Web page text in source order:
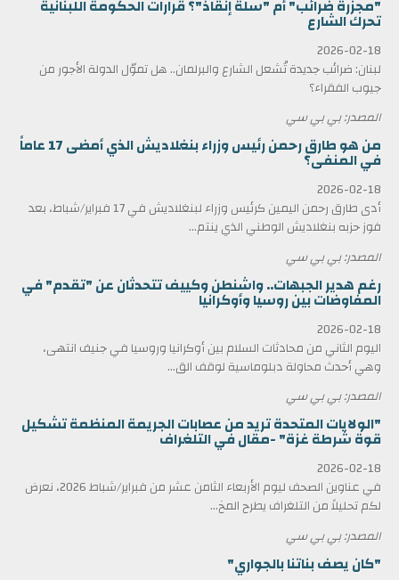
"مجزرة ضرائب" أم "سلّة إنقاذ"؟ قرارات الحكومة اللبنانية
تحرك الشارع
2026-02-18
لبنان: ضرائب جديدة تُشعل الشارع والبرلمان.. هل تموّل الدولة الأجور من
جيوب الفقراء؟
المصدر: بي بي سي
من هو طارق رحمن رئيس وزراء بنغلاديش الذي أمضى 17 عاماً
في المنفى؟
2026-02-18
أدى طارق رحمن اليمين كرئيس وزراء لبنغلاديش في 17 فبراير/شباط، بعد
فوز حزبه بنغلاديش الوطني الذي ينتم...
المصدر: بي بي سي
رغم هدير الجبهات.. واشنطن وكييف تتحدثان عن "تقدم" في
المفاوضات بين روسيا وأوكرانيا
2026-02-18
اليوم الثاني من محادثات السلام بين أوكرانيا وروسيا في جنيف انتهى،
وهي أحدث محاولة دبلوماسية لوقف الق...
المصدر: بي بي سي
"الولايات المتحدة تريد من عصابات الجريمة المنظمة تشكيل
قوة شرطة غزة" -مقال في التلغراف
2026-02-18
في عناوين الصحف ليوم الأربعاء الثامن عشر من فبراير/شباط 2026، نعرض
لكم تحليلاً من التلغراف يطرح المخ...
المصدر: بي بي سي
"كان يصف بناتنا بالجواري"